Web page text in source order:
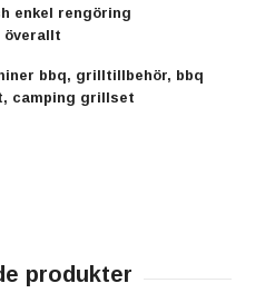
enkel rengöring
överallt
bbq, grilltillbehör, bbq
camping grillset